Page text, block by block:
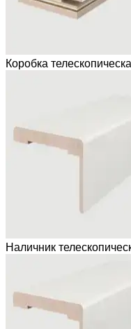
Коробка
Наличник